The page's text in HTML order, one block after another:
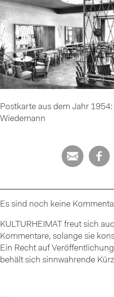
Postkarte aus dem Jahr
Wiedemann
 
Es sind noch keine
KULTURHEIMAT freut sich
Kommentare, solange sie
Ein Recht auf
behält sich sinnwahrende